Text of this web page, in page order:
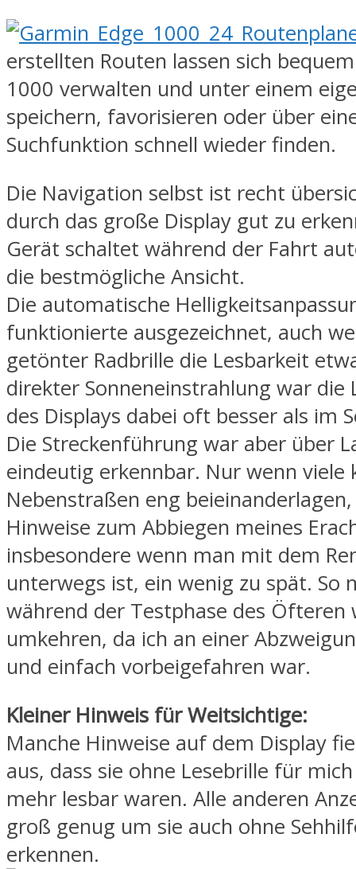
erstellten Routen lassen sich
1000 verwalten und unter einem
speichern, favorisieren oder über
Suchfunktion schnell wieder finden.
Die Navigation selbst ist recht
durch das große Display gut zu
Gerät schaltet während der Fahrt
die bestmögliche Ansicht.
Die automatische
funktionierte ausgezeichnet, auch
getönter Radbrille die Lesbarkeit
direkter Sonneneinstrahlung war die
des Displays dabei oft besser als im
Die Streckenführung war aber über
eindeutig erkennbar. Nur wenn viele
Nebenstraßen eng
Hinweise zum Abbiegen meines
insbesondere wenn man mit dem
unterwegs ist, ein wenig zu spät. So
während der Testphase des Öfteren
umkehren, da ich an einer
und einfach vorbeigefahren war.
Kleiner Hinweis für Weitsichtige:
Manche Hinweise auf dem Display
aus, dass sie ohne Lesebrille für
mehr lesbar waren. Alle anderen
groß genug um sie auch ohne
erkennen.